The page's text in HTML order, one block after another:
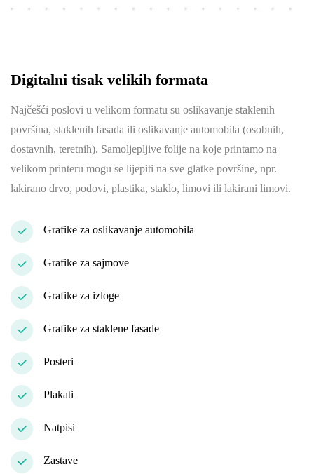
Digitalni tisak velikih formata
Najčešći poslovi u velikom formatu su oslikavanje staklenih
površina, staklenih fasada ili oslikavanje automobila (osobnih,
dostavnih, teretnih). Samoljepljive folije na koje printamo na
velikom printeru mogu se lijepiti na sve glatke površine, npr.
lakirano drvo, podovi, plastika, staklo, limovi ili lakirani limovi.
Grafike za oslikavanje automobila
Grafike za sajmove
Grafike za izloge
Grafike za staklene fasade
Posteri
Plakati
Natpisi
Zastave